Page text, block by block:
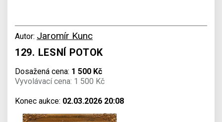
Autor: Jaromír Kunc
129. LESNÍ POTOK
Dosažená cena: 1 500 Kč
Vyvolávací cena: 1 500 Kč
Konec aukce: 02.03.2026 20:08